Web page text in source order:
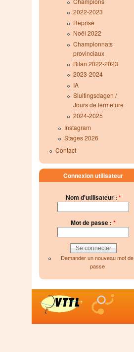
2022-2023
Reprise
Noël 2022
Championnats
provinciaux
Bilan 2022-2023
2023-2024
IA
Sluitingsdagen /
Jours de fermeture
2024-2025
Instagram
Stages 2026
Contact
Connexion utilisateur
Nom d'utilisateur : *
Mot de passe :*
Demander un nouveau mot de
passe